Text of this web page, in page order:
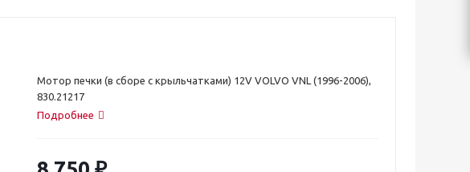
Мотор печки (в сборе с крыльчатками) 12V VOLVO VNL (1996-2006),
830.21217
Подробнее